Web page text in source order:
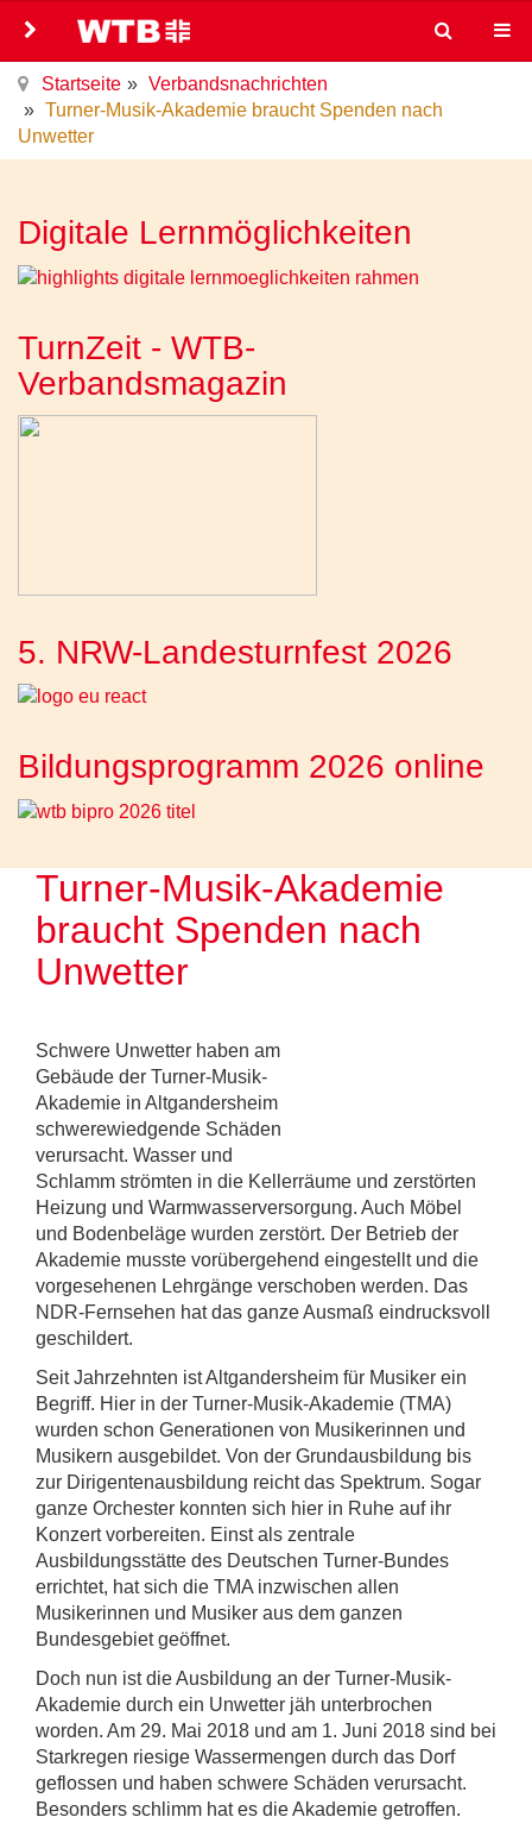
Startseite
Verbandsnachrichten
Turner-Musik-Akademie braucht Spenden nach
Unwetter
Digitale Lernmöglichkeiten
TurnZeit - WTB-
Verbandsmagazin
5. NRW-Landesturnfest 2026
Bildungsprogramm 2026 online
Turner-Musik-Akademie
braucht Spenden nach
Unwetter
Schwere Unwetter haben am
Gebäude der Turner-Musik-
Akademie in Altgandersheim
schwerewiedgende Schäden
verursacht. Wasser und
Schlamm strömten in die Kellerräume und zerstörten
Heizung und Warmwasserversorgung. Auch Möbel
und Bodenbeläge wurden zerstört. Der Betrieb der
Akademie musste vorübergehend eingestellt und die
vorgesehenen Lehrgänge verschoben werden. Das
NDR-Fernsehen hat das ganze Ausmaß eindrucksvoll
geschildert.
Seit Jahrzehnten ist Altgandersheim für Musiker ein
Begriff. Hier in der Turner-Musik-Akademie (TMA)
wurden schon Generationen von Musikerinnen und
Musikern ausgebildet. Von der Grundausbildung bis
zur Dirigentenausbildung reicht das Spektrum. Sogar
ganze Orchester konnten sich hier in Ruhe auf ihr
Konzert vorbereiten. Einst als zentrale
Ausbildungsstätte des Deutschen Turner-Bundes
errichtet, hat sich die TMA inzwischen allen
Musikerinnen und Musiker aus dem ganzen
Bundesgebiet geöffnet.
Doch nun ist die Ausbildung an der Turner-Musik-
Akademie durch ein Unwetter jäh unterbrochen
worden. Am 29. Mai 2018 und am 1. Juni 2018 sind bei
Starkregen riesige Wassermengen durch das Dorf
geflossen und haben schwere Schäden verursacht.
Besonders schlimm hat es die Akademie getroffen.